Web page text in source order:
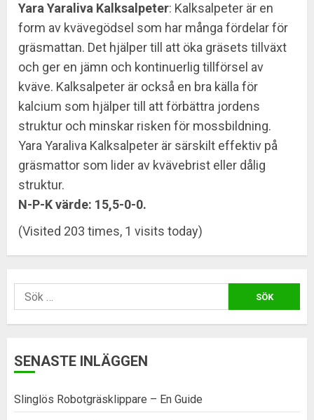
Yara Yaraliva Kalksalpeter: Kalksalpeter är en
form av kvävegödsel som har många fördelar för
gräsmattan. Det hjälper till att öka gräsets tillväxt
och ger en jämn och kontinuerlig tillförsel av
kväve. Kalksalpeter är också en bra källa för
kalcium som hjälper till att förbättra jordens
struktur och minskar risken för mossbildning.
Yara Yaraliva Kalksalpeter är särskilt effektiv på
gräsmattor som lider av kvävebrist eller dålig
struktur.
N-P-K värde: 15,5-0-0.
(Visited 203 times, 1 visits today)
Sök
efter:
SENASTE INLÄGGEN
Slinglös Robotgräsklippare – En Guide